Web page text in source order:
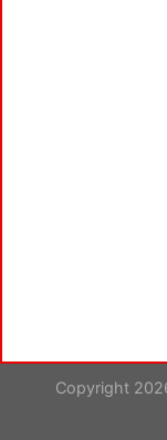
Copyright